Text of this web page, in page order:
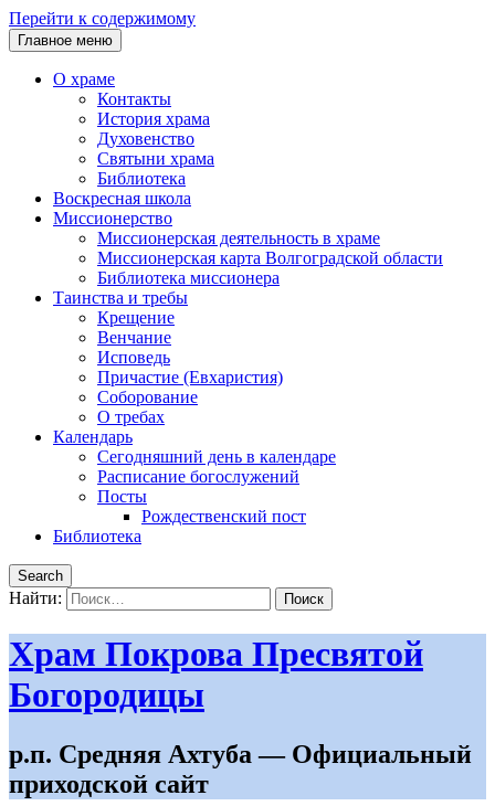
Перейти к содержимому
Главное меню
О храме
Контакты
История храма
Духовенство
Святыни храма
Библиотека
Воскресная школа
Миссионерство
Миссионерская деятельность в храме
Миссионерская карта Волгоградской области
Библиотека миссионера
Таинства и требы
Крещение
Венчание
Исповедь
Причастие (Евхаристия)
Соборование
О требах
Календарь
Сегодняшний день в календаре
Расписание богослужений
Посты
Рождественский пост
Библиотека
Search
Найти:
Храм Покрова Пресвятой
Богородицы
р.п. Средняя Ахтуба — Официальный
приходской сайт